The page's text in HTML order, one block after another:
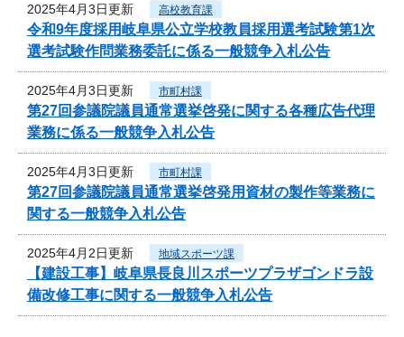
2025年4月3日更新 高校教育課
令和9年度採用岐阜県公立学校教員採用選考試験第1次
選考試験作問業務委託に係る一般競争入札公告
2025年4月3日更新 市町村課
第27回参議院議員通常選挙啓発に関する各種広告代理
業務に係る一般競争入札公告
2025年4月3日更新 市町村課
第27回参議院議員通常選挙啓発用資材の製作等業務に
関する一般競争入札公告
2025年4月2日更新 地域スポーツ課
【建設工事】岐阜県長良川スポーツプラザゴンドラ設
備改修工事に関する一般競争入札公告